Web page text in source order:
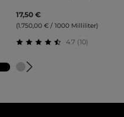
5 Sternen
17,50 €
(1.750,00 € / 1000 Milliliter)
Durchschnittliche
4.7 (10)